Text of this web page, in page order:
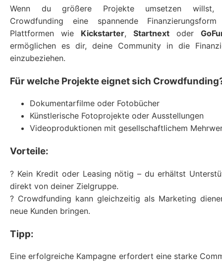
Wenn du größere Projekte umsetzen willst,
Crowdfunding eine spannende
Plattformen wie Kickstarter, Startnext oder
ermöglichen es dir, deine Community in die
einzubeziehen.
Für welche Projekte eignet sich
Dokumentarfilme oder Fotobücher
Künstlerische Fotoprojekte oder Ausstellungen
Videoproduktionen mit gesellschaftlichem
Vorteile:
? Kein Kredit oder Leasing nötig – du erhältst
direkt von deiner Zielgruppe.
? Crowdfunding kann gleichzeitig als Marketing
neue Kunden bringen.
Tipp:
Eine erfolgreiche Kampagne erfordert eine starke